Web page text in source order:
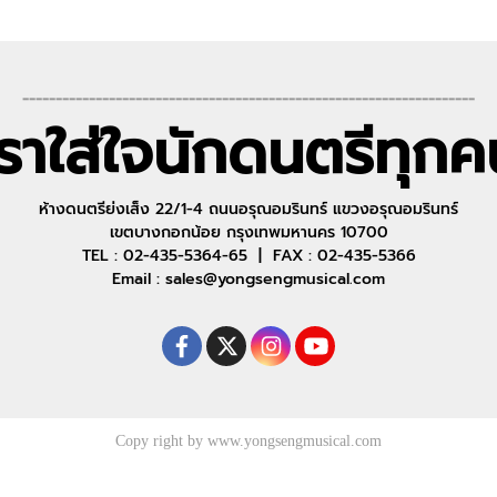
--------------------------------------------------------------------
าใส่ใจนักดนตรีทุก
ห้างดนตรีย่งเส็ง 22/1-4 ถนนอรุณอมรินทร์ แขวงอรุณอมรินทร์
เขตบางกอกน้อย กรุงเทพมหานคร 10700
TEL : 02-435-5364-65 | FAX : 02-435-5366
Email : sales@yongsengmusical.com
Copy right by www.yongsengmusical.com